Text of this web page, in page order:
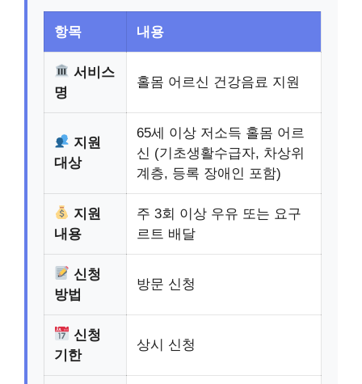
항목 내용
서비스
명
홀몸 어르신 건강음료 지원
지원
대상
65세 이상 저소득 홀몸 어르
신 (기초생활수급자, 차상위
계층, 등록 장애인 포함)
지원
내용
주 3회 이상 우유 또는 요구
르트 배달
신청
방법
방문 신청
신청
기한
상시 신청